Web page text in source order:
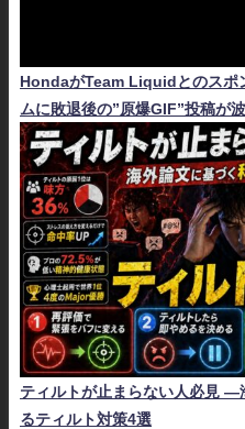
HondaがTeam Liquidとのスポ
ムに敗退後の”原爆GIF”投稿が
ティルトが止まらない人必見 ―
るティルト対策4選